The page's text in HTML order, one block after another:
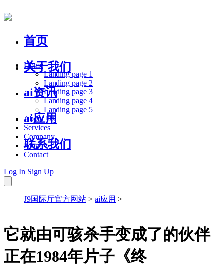
首页
关于我们
ai资讯
ai应用
联系我们
Home
Landing page 1
Landing page 2
Landing page 3
Landing page 4
Landing page 5
About Us
Services
Company
Blog
Contact
Log In Sign Up
J9国际厅官方网站 > ai应用 >
它就由可骇杀手变成了的伙伴
正在1984年片子《终